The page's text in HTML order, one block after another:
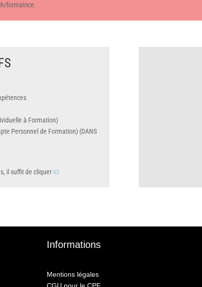
formatrice.
à Formation)
Personnel de Formation) (DANS
il suffit de cliquer ici
Informations
Mentions légales
CGU pour le CPF